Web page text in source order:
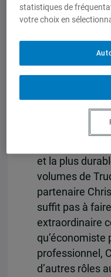
façon dont les
puissants
ministres ont
agendas de
ils ont relevé
ils ont dû faire
ont-ils fait de
récompenser
et la plus
volumes de
partenaire
suffit pas à
extraordinaire
professionnel,
d’autres rôles
statistiques de
votre choix en